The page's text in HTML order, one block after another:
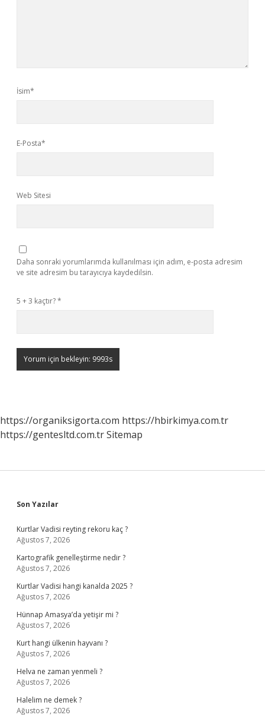
İsim*
E-Posta*
Web Sitesi
Daha sonraki yorumlarımda kullanılması için adım, e-posta adresim
ve site adresim bu tarayıcıya kaydedilsin.
5 + 3 kaçtır?*
https://organiksigorta.com https://hbirkimya.com.tr
https://gentesltd.com.trSitemap
Sidebar
Son Yazılar
Kurtlar Vadisi reyting rekoru kaç ?
Ağustos 7, 2026
Kartografik genelleştirme nedir ?
Ağustos 7, 2026
Kurtlar Vadisi hangi kanalda 2025 ?
Ağustos 7, 2026
Hünnap Amasya’da yetişir mi ?
Ağustos 7, 2026
Kurt hangi ülkenin hayvanı ?
Ağustos 7, 2026
Helva ne zaman yenmeli ?
Ağustos 7, 2026
Halelim ne demek ?
Ağustos 7, 2026